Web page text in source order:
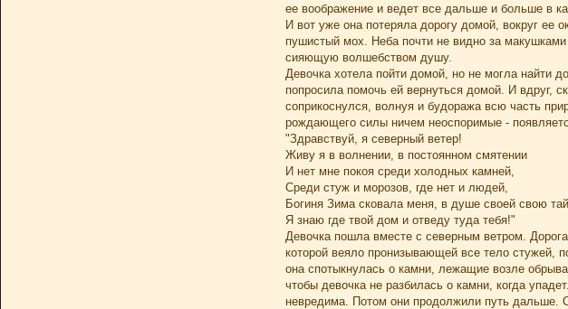
ее воображение и ведет все дальше и больше в
И вот уже она потеряла дорогу домой, вокруг
пушистый мох. Неба почти не видно за
сияющую волшебством душу.
Девочка хотела пойти домой, но не могла найти
попросила помочь ей вернуться домой. И вдруг,
соприкоснулся, волнуя и будоража всю часть
рождающего силы ничем неоспоримые -
"Здравствуй, я северный ветер!
Живу я в волнении, в постоянном смятении
И нет мне покоя среди холодных камней,
Среди стуж и морозов, где нет и людей,
Богиня Зима сковала меня, в душе своей свою
Я знаю где твой дом и отведу туда тебя!"
Девочка пошла вместе с северным ветром.
которой веяло пронизывающей все тело стужей,
она спотыкнулась о камни, лежащие возле
чтобы девочка не разбилась о камни, когда
невредима. Потом они продолжили путь дальше.